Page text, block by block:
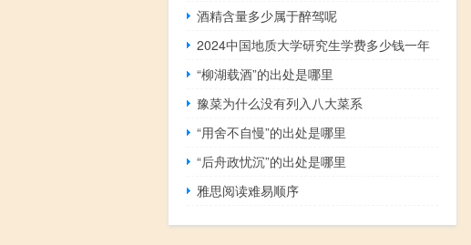
酒精含量多少属于醉驾呢
2024中国地质大学研究生学费多少钱一年
“柳湖载酒”的出处是哪里
豫菜为什么没有列入八大菜系
“用舍不自慢”的出处是哪里
“后舟政忧沉”的出处是哪里
雅思阅读难易顺序